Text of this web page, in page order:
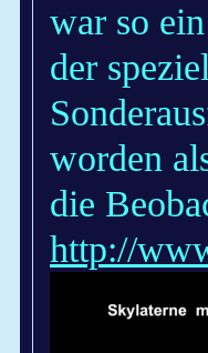
war so
der
worden
die
http://